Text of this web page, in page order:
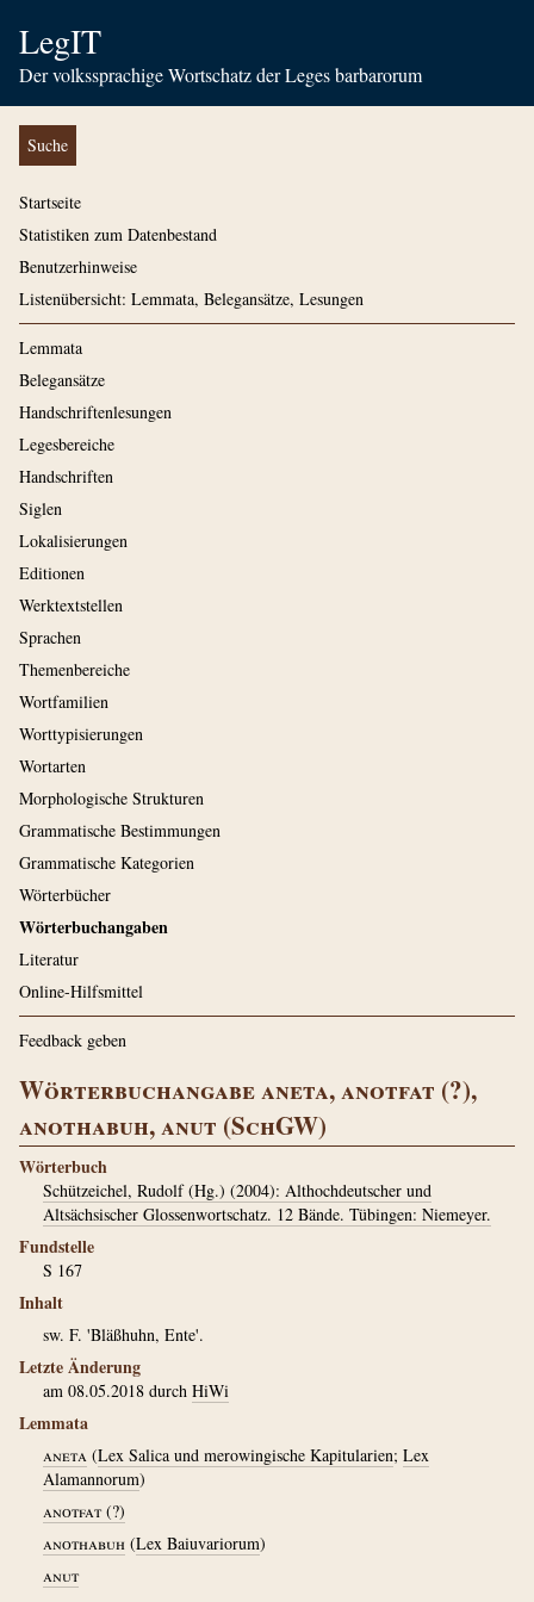
LegIT
Der volkssprachige Wortschatz der Leges barbarorum
Suche
Startseite
Statistiken zum Datenbestand
Benutzerhinweise
Listenübersicht: Lemmata, Belegansätze, Lesungen
Lemmata
Belegansätze
Handschriftenlesungen
Legesbereiche
Handschriften
Siglen
Lokalisierungen
Editionen
Werktextstellen
Sprachen
Themenbereiche
Wortfamilien
Worttypisierungen
Wortarten
Morphologische Strukturen
Grammatische Bestimmungen
Grammatische Kategorien
Wörterbücher
Wörterbuchangaben
Literatur
Online-Hilfsmittel
Feedback geben
Wörterbuchangabe aneta, anotfat (?),
anothabuh, anut (SchGW)
Wörterbuch
Schützeichel, Rudolf (Hg.) (2004): Althochdeutscher und
Altsächsischer Glossenwortschatz. 12 Bände. Tübingen: Niemeyer.
Fundstelle
S 167
Inhalt
sw. F. 'Bläßhuhn, Ente'.
Letzte Änderung
am 08.05.2018 durch HiWi
Lemmata
aneta (Lex Salica und merowingische Kapitularien; Lex
Alamannorum)
anotfat (?)
anothabuh (Lex Baiuvariorum)
anut